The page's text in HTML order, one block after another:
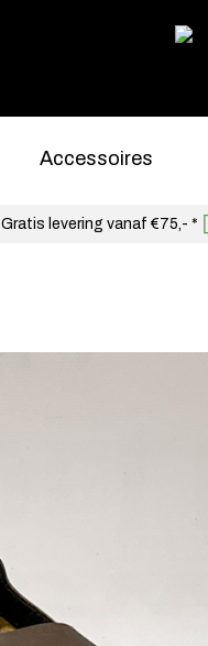
Accessoires
Gratis levering vanaf €75,- *